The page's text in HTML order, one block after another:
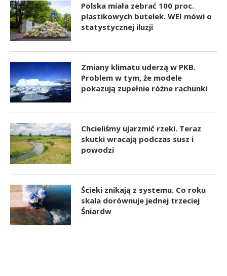
Polska miała zebrać 100 proc.
plastikowych butelek. WEI mówi o
statystycznej iluzji
Zmiany klimatu uderzą w PKB.
Problem w tym, że modele
pokazują zupełnie różne rachunki
Chcieliśmy ujarzmić rzeki. Teraz
skutki wracają podczas susz i
powodzi
Ścieki znikają z systemu. Co roku
skala dorównuje jednej trzeciej
Śniardw